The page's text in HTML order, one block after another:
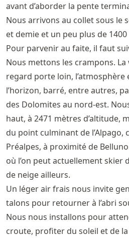
avant d’aborder la pente
Nous arrivons au collet sous le
et demie et un peu plus de
Pour parvenir au faite, il faut
Nous mettons les crampons.
regard porte loin, l’atmosphère
l’horizon, barré, entre autres,
des Dolomites au nord-est.
haut, à 2471 mètres d’altitude,
du point culminant de l’Alpago,
Préalpes, à proximité de
où l’on peut actuellement skier
de neige ailleurs.
Un léger air frais nous invite
talons pour retourner à l’abri
Nous nous installons pour
croute, profiter du soleil et de